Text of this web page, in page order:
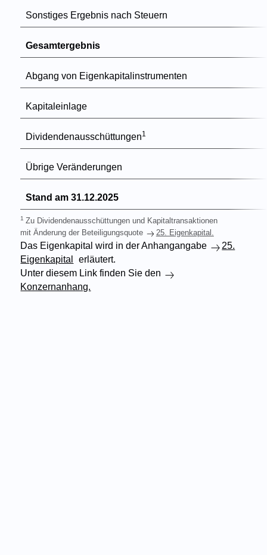
Sonstiges Ergebnis nach Steuern
Gesamtergebnis
Abgang von Eigenkapitalinstrumenten
Kapitaleinlage
Dividendenausschüttungen1
Übrige Veränderungen
Stand am 31.12.2025
1 Zu Dividendenausschüttungen und Kapitaltransaktionen
mit Änderung der Beteiligungsquote
25. Eigenkapital.
Das Eigenkapital wird in der Anhangangabe
25.
Eigenkapital
erläutert.
Unter diesem Link finden Sie den
Konzernanhang.